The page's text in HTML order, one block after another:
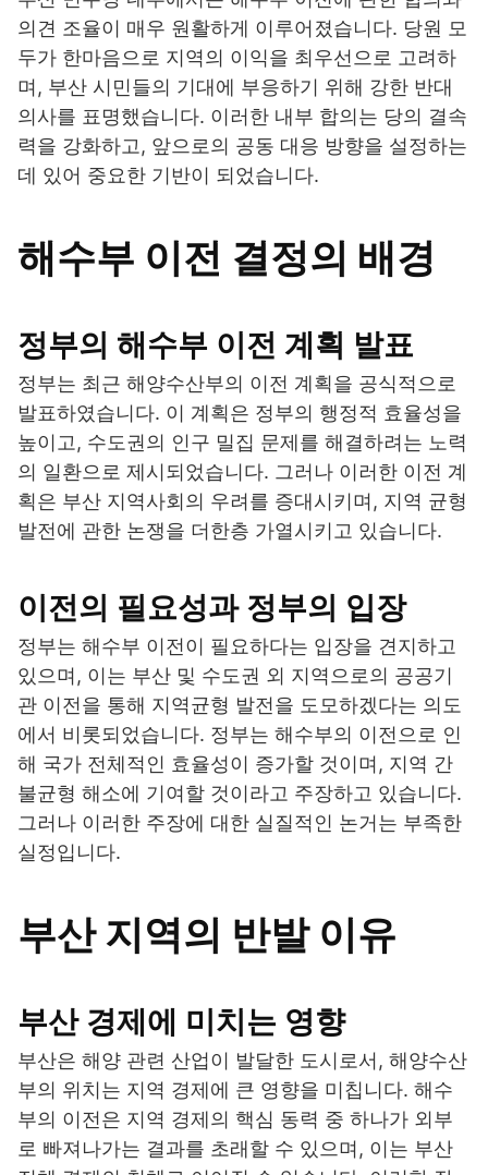
의견 조율이 매우 원활하게 이루어졌습니다. 당원 모
두가 한마음으로 지역의 이익을 최우선으로 고려하
며, 부산 시민들의 기대에 부응하기 위해 강한 반대
의사를 표명했습니다. 이러한 내부 합의는 당의 결속
력을 강화하고, 앞으로의 공동 대응 방향을 설정하는
데 있어 중요한 기반이 되었습니다.
해수부 이전 결정의 배경
정부의 해수부 이전 계획 발표
정부는 최근 해양수산부의 이전 계획을 공식적으로
발표하였습니다. 이 계획은 정부의 행정적 효율성을
높이고, 수도권의 인구 밀집 문제를 해결하려는 노력
의 일환으로 제시되었습니다. 그러나 이러한 이전 계
획은 부산 지역사회의 우려를 증대시키며, 지역 균형
발전에 관한 논쟁을 더한층 가열시키고 있습니다.
이전의 필요성과 정부의 입장
정부는 해수부 이전이 필요하다는 입장을 견지하고
있으며, 이는 부산 및 수도권 외 지역으로의 공공기
관 이전을 통해 지역균형 발전을 도모하겠다는 의도
에서 비롯되었습니다. 정부는 해수부의 이전으로 인
해 국가 전체적인 효율성이 증가할 것이며, 지역 간
불균형 해소에 기여할 것이라고 주장하고 있습니다.
그러나 이러한 주장에 대한 실질적인 논거는 부족한
실정입니다.
부산 지역의 반발 이유
부산 경제에 미치는 영향
부산은 해양 관련 산업이 발달한 도시로서, 해양수산
부의 위치는 지역 경제에 큰 영향을 미칩니다. 해수
부의 이전은 지역 경제의 핵심 동력 중 하나가 외부
로 빠져나가는 결과를 초래할 수 있으며, 이는 부산